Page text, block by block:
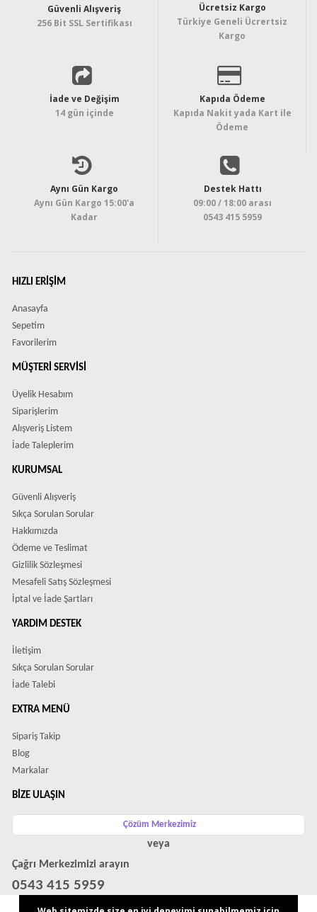
Güvenli Alışveriş
256 Bit SSL Sertifikası
Ücretsiz Kargo
Türkiye Geneli Ücrertsiz
Kargo
İade ve Değişim
14 gün içinde
Kapıda Ödeme
Kapıda Nakit yada Kart ile
Ödeme
Aynı Gün Kargo
Aynı Gün Kargo 15:00'a
Kadar
Destek Hattı
09:00 / 18:00 arası
0543 415 5959
HIZLI ERIŞIM
Anasayfa
Sepetim
Favorilerim
MÜŞTERI SERVISI
Üyelik Hesabım
Siparişlerim
Alışveriş Listem
İade Taleplerim
KURUMSAL
Güvenli Alışveriş
Sıkça Sorulan Sorular
Hakkımızda
Ödeme ve Teslimat
Gizlilik Sözleşmesi
Mesafeli Satış Sözleşmesi
İptal ve İade Şartları
YARDIM DESTEK
İletişim
Sıkça Sorulan Sorular
İade Talebi
EXTRA MENÜ
Sipariş Takip
Blog
Markalar
BIZE ULAŞIN
Çözüm Merkezimiz
veya
Çağrı Merkezimizi arayın
0543 415 5959
WhatsApp Destek Hattı